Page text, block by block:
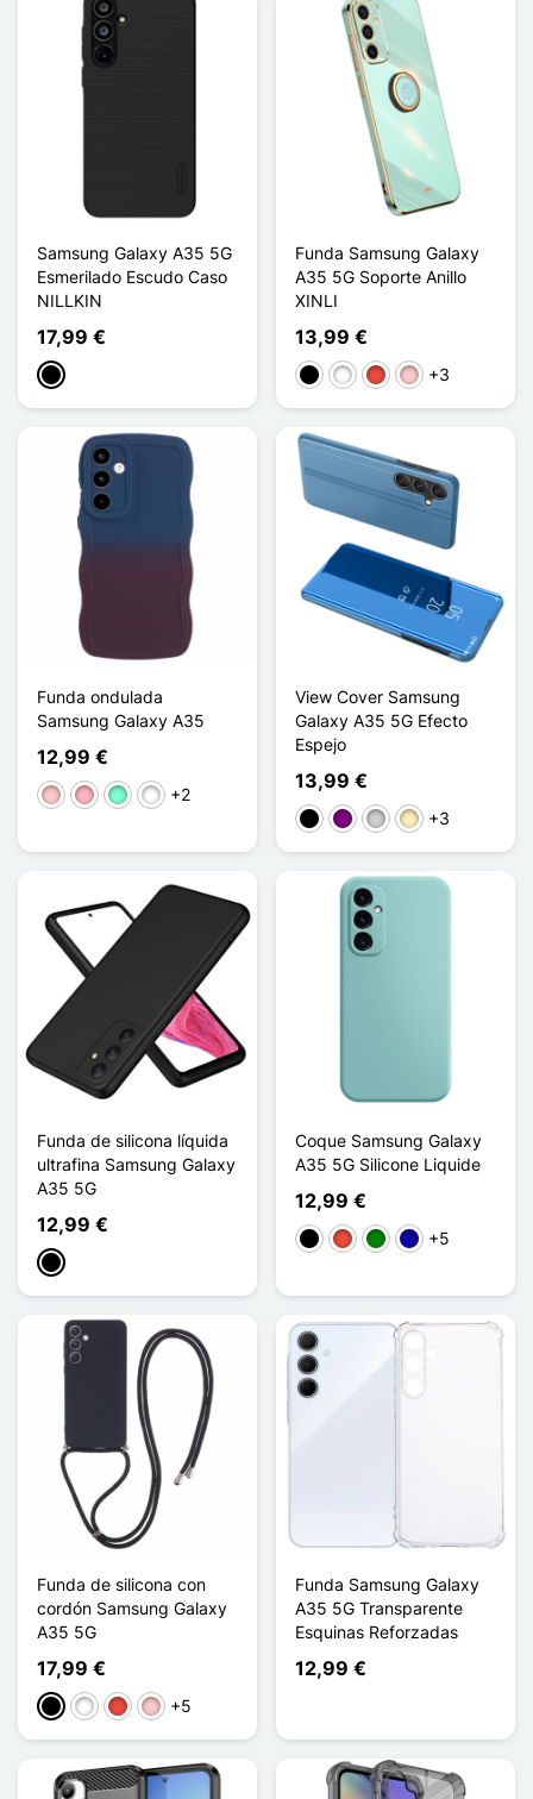
Samsung Galaxy A35 5G
Esmerilado Escudo Caso
NILLKIN
17,99 €
Negro
Funda Samsung Galaxy
A35 5G Soporte Anillo
XINLI
13,99 €
NegroBlancoRojoRosa+3
Funda ondulada
Samsung Galaxy A35
12,99 €
RosaRose Bleu Ciel
Vert Bébé Bleu
Orange Jaune
+2
View Cover Samsung
Galaxy A35 5G Efecto
Espejo
13,99 €
NegroPúrpura
PlataOro +3
Funda de silicona líquida
ultrafina Samsung Galaxy
A35 5G
12,99 €
Negro
Coque Samsung Galaxy
A35 5G Silicone Liquide
12,99 €
NegroRojoVerdeAzul oscuro
+5
Funda de silicona con
cordón Samsung Galaxy
A35 5G
17,99 €
NegroBlancoRojoRosa+5
Funda Samsung Galaxy
A35 5G Transparente
Esquinas Reforzadas
12,99 €